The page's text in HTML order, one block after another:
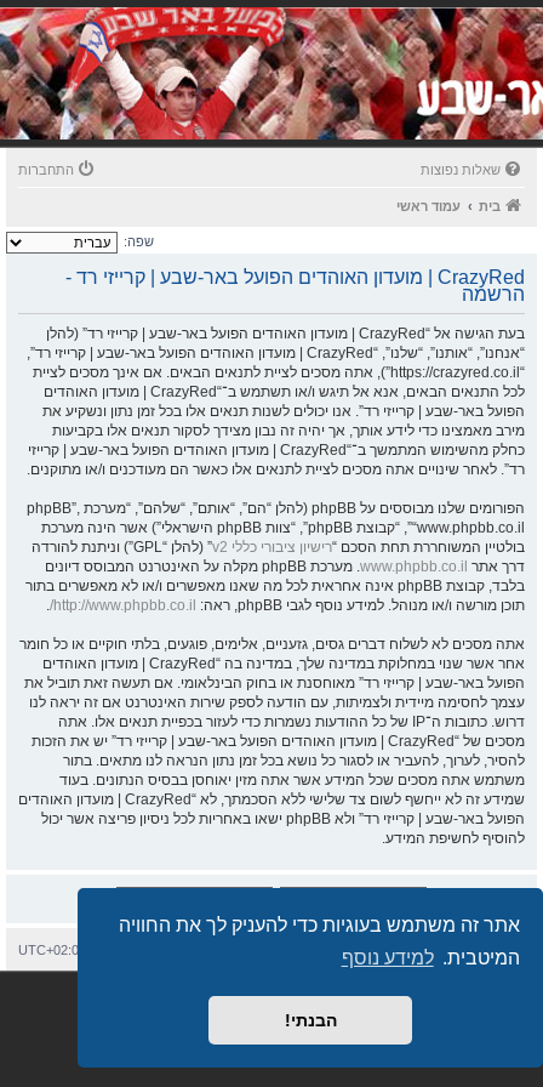
אתר זה משתמש בעוגיות כדי להעניק לך את החוויה
המיטבית. למידע נוסף
הבנתי!
שאלות נפוצות התחברות
בית עמוד ראשי
שפה:
CrazyRed | מועדון האוהדים הפועל באר-שבע | קרייזי רד -
הרשמה
בעת הגישה אל “CrazyRed | מועדון האוהדים הפועל באר-שבע | קרייזי רד” (להלן
“אנחנו”, “אותנו”, “שלנו”, “CrazyRed | מועדון האוהדים הפועל באר-שבע | קרייזי רד”,
“https://crazyred.co.il”), אתה מסכים לציית לתנאים הבאים. אם אינך מסכים לציית
לכל התנאים הבאים, אנא אל תיגש ו/או תשתמש ב־“CrazyRed | מועדון האוהדים
הפועל באר-שבע | קרייזי רד”. אנו יכולים לשנות תנאים אלו בכל זמן נתון ונשקיע את
מירב מאמצינו כדי לידע אותך, אך יהיה זה נבון מצידך לסקור תנאים אלו בקביעות
כחלק מהשימוש המתמשך ב־“CrazyRed | מועדון האוהדים הפועל באר-שבע | קרייזי
רד”. לאחר שינויים אתה מסכים לציית לתנאים אלו כאשר הם מעודכנים ו/או מתוקנים.
הפורומים שלנו מבוססים על phpBB (להלן “הם”, “אותם”, “שלהם”, “מערכת phpBB”,
“www.phpbb.co.il”, “קבוצת phpBB”, “צוות phpBB הישראלי”) אשר הינה מערכת
בולטיין המשוחררת תחת הסכם “רישיון ציבורי כללי v2
” (להלן “GPL”) וניתנת להורדה
דרך אתר www.phpbb.co.il
. מערכת phpBB מקלה על האינטרנט המבוסס דיונים
בלבד, קבוצת phpBB אינה אחראית לכל מה שאנו מאפשרים ו/או לא מאפשרים בתור
תוכן מורשה ו/או מנוהל. למידע נוסף לגבי phpBB, ראה:
http://www.phpbb.co.il/
.
אתה מסכים לא לשלוח דברים גסים, גזעניים, אלימים, פוגעים, בלתי חוקיים או כל חומר
אחר אשר שנוי במחלוקת במדינה שלך, במדינה בה “CrazyRed | מועדון האוהדים
הפועל באר-שבע | קרייזי רד” מאוחסנת או בחוק הבינלאומי. אם תעשה זאת תוביל את
עצמך לחסימה מיידית ולצמיתות, עם הודעה לספק שירות האינטרנט אם זה יראה לנו
דרוש. כתובות ה־IP של כל ההודעות נשמרות כדי לעזור בכפיית תנאים אלו. אתה
מסכים של “CrazyRed | מועדון האוהדים הפועל באר-שבע | קרייזי רד” יש את הזכות
להסיר, לערוך, להעביר או לסגור כל נושא בכל זמן נתון הנראה לנו מתאים. בתור
משתמש אתה מסכים שכל המידע אשר אתה מזין יאוחסן בבסיס הנתונים. בעוד
שמידע זה לא ייחשף לשום צד שלישי ללא הסכמתך, לא “CrazyRed | מועדון האוהדים
הפועל באר-שבע | קרייזי רד” ולא phpBB ישאו באחריות לכל ניסיון פריצה אשר יכול
להוסיף לחשיפת המידע.
בית עמוד ראשי UTC+02:00 יצירת קשר
מופעל על ידיphpBB
® Forum Software © phpBB Limited